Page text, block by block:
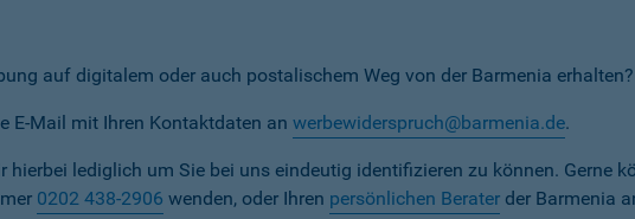
auf digitalem oder auch postalischem Weg von der Barmenia
E-Mail mit Ihren Kontaktdaten an werbewiderspruch@barmenia.de.
hierbei lediglich um Sie bei uns eindeutig identifizieren zu können. Gerne
0202 438-2906 wenden, oder Ihren persönlichen Berater der Barmenia